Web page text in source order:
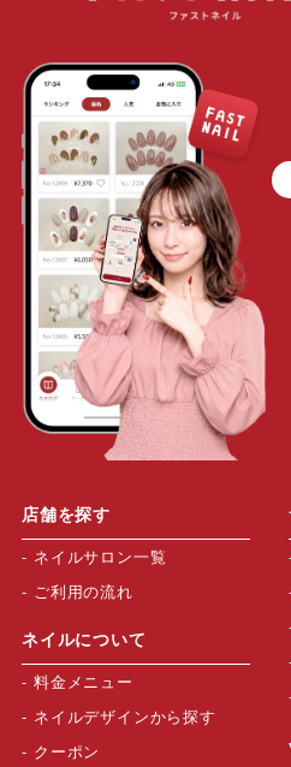
店舗を探す
ネイルサロン一覧
ご利用の流れ
ネイルについて
料金メニュー
ネイルデザインから探す
クーポン